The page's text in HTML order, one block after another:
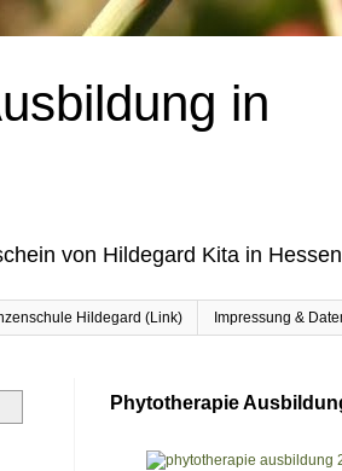
in
von Hildegard Kita in Hessen
Hildegard (Link) Impressung &
Phytotherapie